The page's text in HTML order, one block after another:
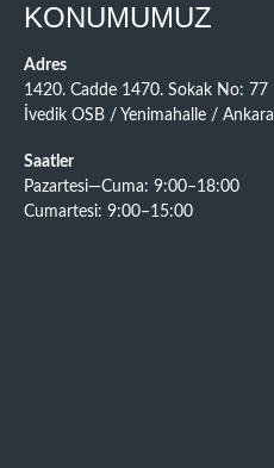
KONUMUMUZ
Adres
1420. Cadde 1470. Sokak No: 77
İvedik OSB / Yenimahalle / Ankara
Saatler
Pazartesi—Cuma: 9:00–18:00
Cumartesi: 9:00–15:00